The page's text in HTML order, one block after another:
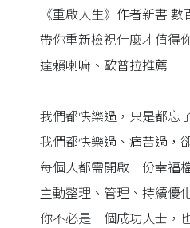
《重啟人生》作者新書
帶你重新檢視什麼才值得
達賴喇嘛、歐普拉推薦
我們都快樂過，只是都忘
我們都快樂過、痛苦過，
每個人都需開啟一份幸福
主動整理、管理、持續優
你不必是一個成功人士，